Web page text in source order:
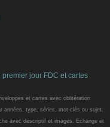
jour FDC et cartes
et cartes avec oblitération
années, type, séries, mot-clés ou sujet.
avec descriptif et images. Echange et